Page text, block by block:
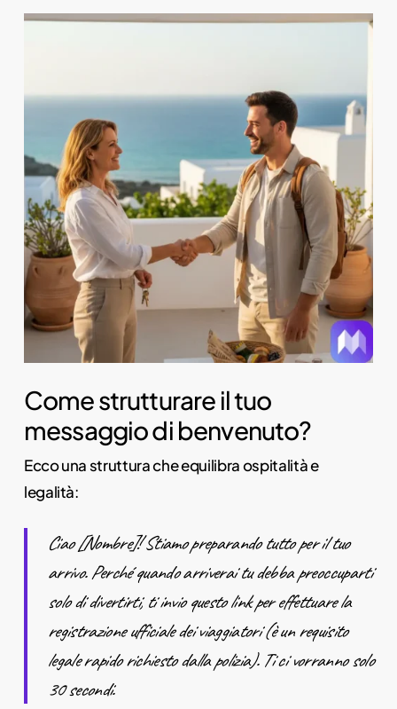
Come strutturare il tuo
messaggio di benvenuto?
Ecco una struttura che equilibra ospitalità e
legalità:
Ciao [Nombre]! Stiamo preparando tutto per il tuo
arrivo. Perché quando arriverai tu debba preoccuparti
solo di divertirti, ti invio questo link per effettuare la
registrazione ufficiale dei viaggiatori (è un requisito
legale rapido richiesto dalla polizia). Ti ci vorranno solo
30 secondi.